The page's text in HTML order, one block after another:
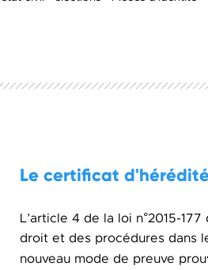
Le certificat
L’article 4 de la loi n°2015-
droit et des procédures dans
nouveau mode de preuve